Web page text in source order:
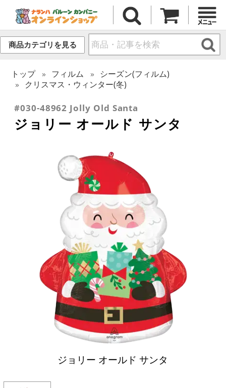
商品カテゴリを見る
トップ フィルム
シーズン(フィルム)
クリスマス・ウィンター(冬)
#030-48962 Jolly Old Santa
ジョリー オールド サンタ
ジョリー オールド サンタ